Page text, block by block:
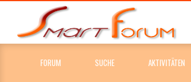
FORUM SUCHE AKTIVITÄTEN